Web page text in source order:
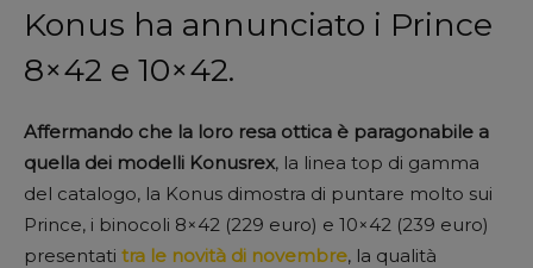
Konus ha annunciato i Prince
8×42 e 10×42.
Affermando che la loro resa ottica è paragonabile a
quella dei modelli Konusrex, la linea top di gamma
del catalogo, la Konus dimostra di puntare molto sui
Prince, i binocoli 8×42 (229 euro) e 10×42 (239 euro)
presentati tra le novità di novembre, la qualità